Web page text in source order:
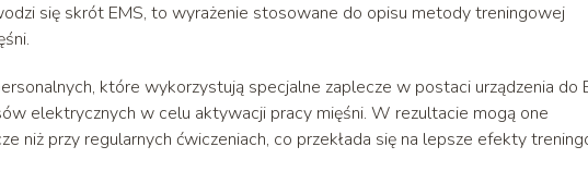
się skrót EMS, to wyrażenie stosowane do opisu metody treningowej
które wykorzystują specjalne zaplecze w postaci urządzenia do
elektrycznych w celu aktywacji pracy mięśni. W rezultacie mogą one
niż przy regularnych ćwiczeniach, co przekłada się na lepsze efekty